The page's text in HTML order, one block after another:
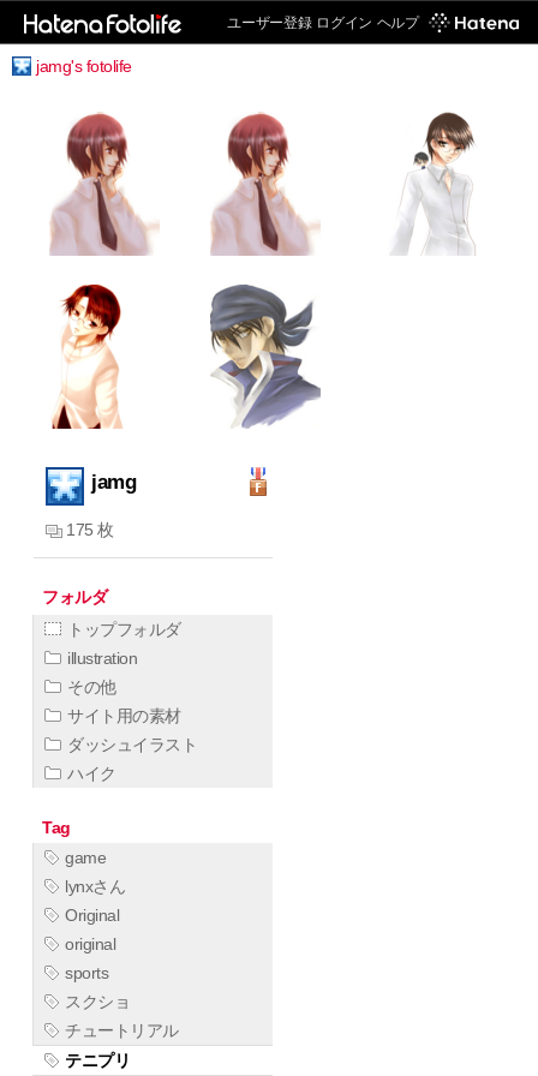
ユーザー登録 ログイン ヘルプ
jamg's fotolife
jamg
175 枚
フォルダ
トップフォルダ
illustration
その他
サイト用の素材
ダッシュイラスト
ハイク
Tag
game
lynxさん
Original
original
sports
スクショ
チュートリアル
テニプリ